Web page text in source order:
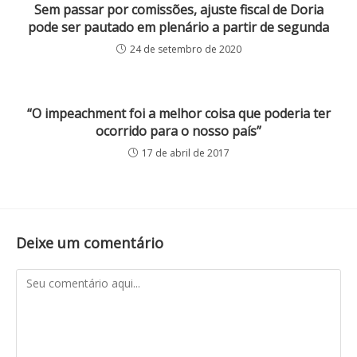
Sem passar por comissões, ajuste fiscal de Doria
pode ser pautado em plenário a partir de segunda
24 de setembro de 2020
“O impeachment foi a melhor coisa que poderia ter
ocorrido para o nosso país”
17 de abril de 2017
Deixe um comentário